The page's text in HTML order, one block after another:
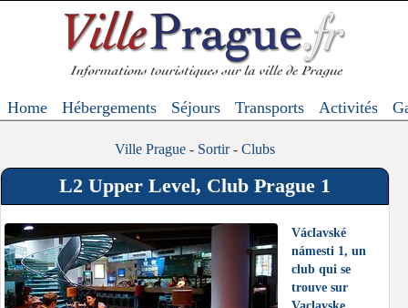
Home Hébergements Séjours Transports Activités
Ville Prague - Sortir - Clubs
L2 Upper Level, Club Prague 1
Václavské
námesti 1, un
club qui se
trouve sur